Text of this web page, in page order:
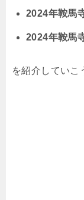
2024年鞍馬
2024年鞍馬
を紹介していこ